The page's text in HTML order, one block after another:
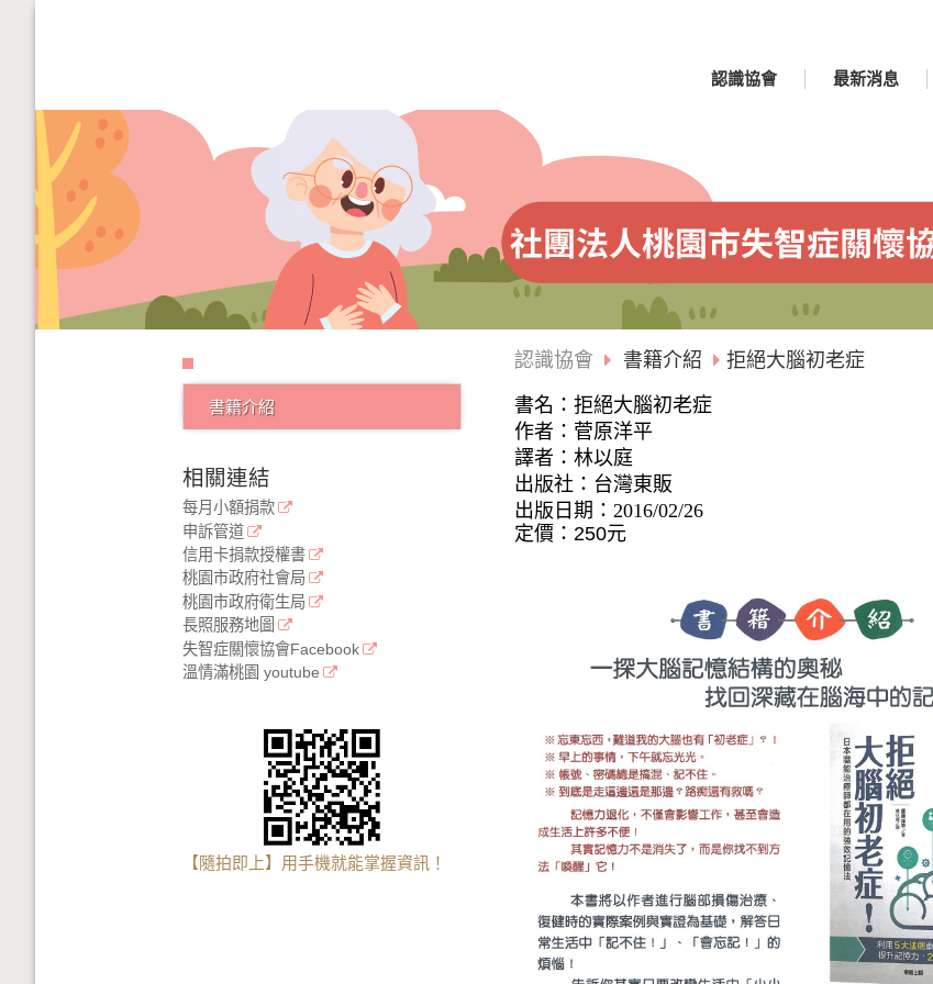
認識協會 最新消息
書籍介紹
相關連結
每月小額捐款
申訴管道
信用卡捐款授權書
桃園市政府社會局
桃園市政府衛生局
長照服務地圖
失智症關懷協會Facebook
溫情滿桃園 youtube
【隨拍即上】用手機就能掌握資訊！
認識協會 書籍介紹 拒絕大腦初老症
書名：拒絕大腦初老症
作者：菅原洋平
譯者：林以庭
出版社：台灣東販
出版日期： 2016/02/26
定價： 250元